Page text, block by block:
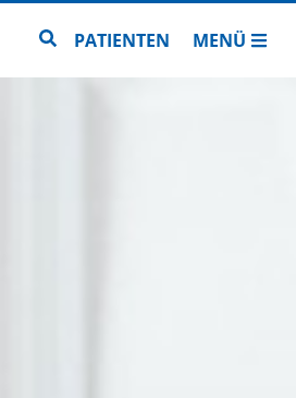
Zur Seitensuche
PATIENTEN MENÜ